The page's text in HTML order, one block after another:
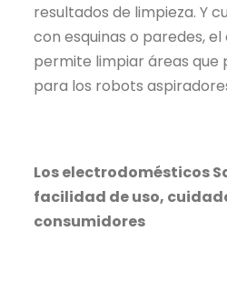
resultados de limpieza. Y
con esquinas o paredes,
permite limpiar áreas que
para los robots
Los electrodomésticos
facilidad de uso,
consumidores